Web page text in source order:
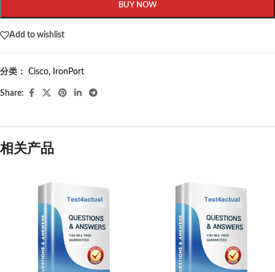
BUY NOW
Add to wishlist
分类： Cisco, IronPort
Share:
相关产品